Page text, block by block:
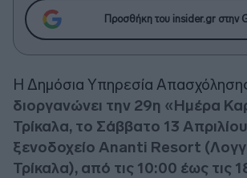
Προσθήκη του insider.gr στην
Η Δημόσια Υπηρεσία
διοργανώνει την 29η «Ημέρα
Τρίκαλα, το Σάββατο 13
ξενοδοχείο Ananti Resort
Τρίκαλα), από τις 10:00 έως τις